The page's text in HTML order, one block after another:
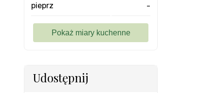
pieprz -
Udostępnij